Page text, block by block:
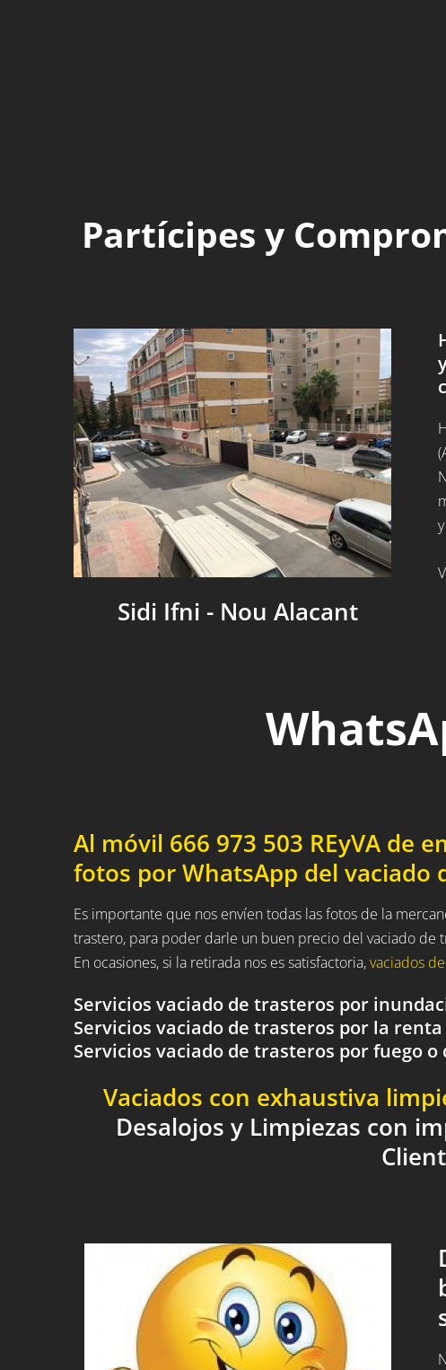
Partícipes y
Sidi Ifni - Nou Alacant
Al móvil 666 973 503 REyVA de
fotos por WhatsApp del vaciado
Es importante que nos envíen todas las fotos de la
trastero, para poder darle un buen precio del vaciado de
En ocasiones, si la retirada nos es satisfactoria,vaciados
Servicios vaciado de trasteros por
Servicios vaciado de trasteros por la
Servicios vaciado de trasteros por fuego
Vaciados con exhaustiva
Desalojos y Limpiezas con